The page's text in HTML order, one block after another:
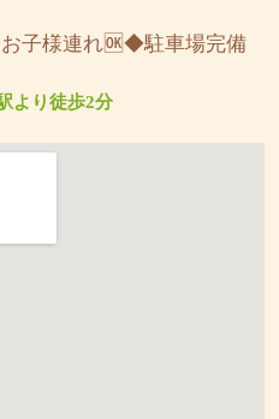
子様連れ🆗◆駐車場完備
より徒歩2分